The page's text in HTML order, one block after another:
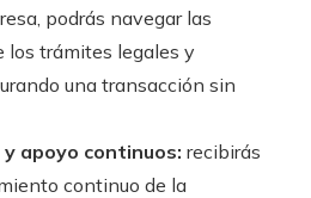
podrás navegar las
los trámites legales y
una transacción sin
apoyo continuos: recibirás
continuo de la